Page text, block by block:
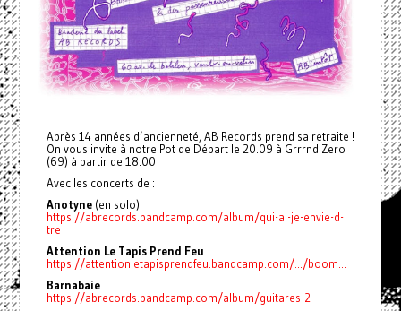
Après 14 années d’ancienneté, AB Records prend sa retraite !
On vous invite à notre Pot de Départ le 20.09 à Grrrnd Zero
(69) à partir de 18:00
Avec les concerts de :
Anotyne(en solo)
https://abrecords.bandcamp.com/album/qui-ai-je-envie-d-
tre
Attention Le Tapis Prend Feu
https://attentionletapisprendfeu.bandcamp.com/.../boom...
Barnabaie
https://abrecords.bandcamp.com/album/guitares-2